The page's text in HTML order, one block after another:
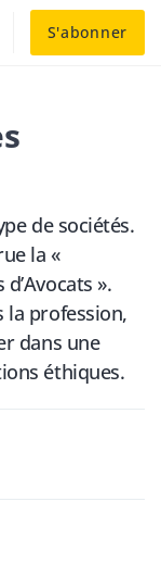
S'abonner
de sociétés.
la «
».
la profession,
dans une
éthiques.